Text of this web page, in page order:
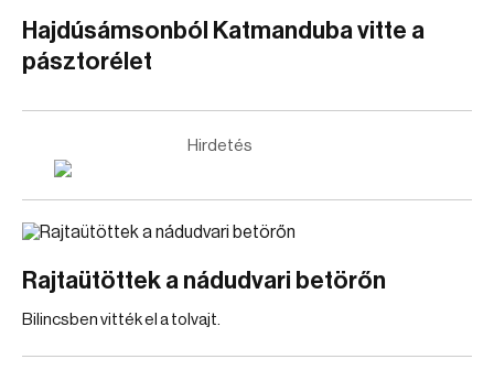
Hajdúsámsonból Katmanduba vitte a
pásztorélet
Hirdetés
Rajtaütöttek a nádudvari betörőn
Bilincsben vitték el a tolvajt.